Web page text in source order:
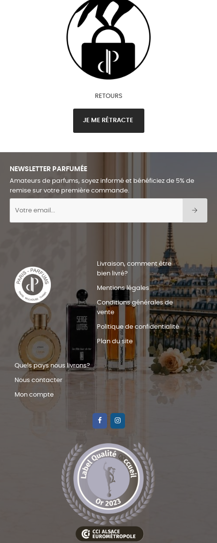
RETOURS
JE ME RÉTRACTE
NEWSLETTER PARFUMÉE
Amateurs de parfums, soyez informé et bénéficiez de 5% de
remise sur votre première commande.
Livraison, comment être
bien livré?
Mentions légales
Conditions générales de
vente
Politique de confidentialité
Plan du site
Quels pays nous livrons?
Nous contacter
Mon compte